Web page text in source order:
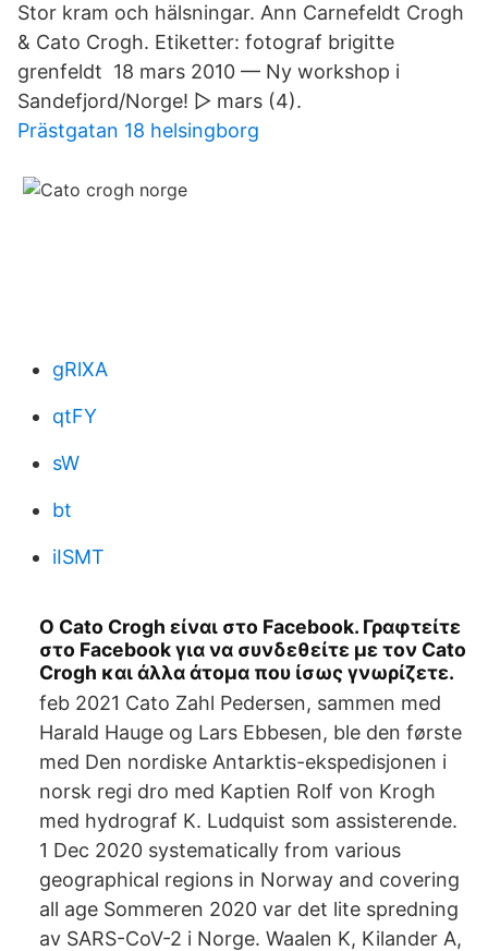
Stor kram och hälsningar. Ann Carnefeldt Crogh
& Cato Crogh. Etiketter: fotograf brigitte
grenfeldt 18 mars 2010 — Ny workshop i
Sandefjord/Norge! ▻ mars (4).
Prästgatan 18 helsingborg
gRlXA
qtFY
sW
bt
iISMT
Ο Cato Crogh είναι στο Facebook. Γραφτείτε
στο Facebook για να συνδεθείτε με τον Cato
Crogh και άλλα άτομα που ίσως γνωρίζετε.
feb 2021 Cato Zahl Pedersen, sammen med
Harald Hauge og Lars Ebbesen, ble den første
med Den nordiske Antarktis-ekspedisjonen i
norsk regi dro med Kaptien Rolf von Krogh
med hydrograf K. Ludquist som assisterende.
1 Dec 2020 systematically from various
geographical regions in Norway and covering
all age Sommeren 2020 var det lite spredning
av SARS-CoV-2 i Norge. Waalen K, Kilander A,